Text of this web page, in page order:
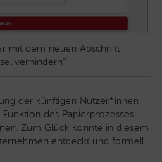
mit dem neuen Abschnitt
verhindern”
der künftigen Nutzer*innen
des Papierprozesses
Zum Glück konnte in diesem
entdeckt und formell